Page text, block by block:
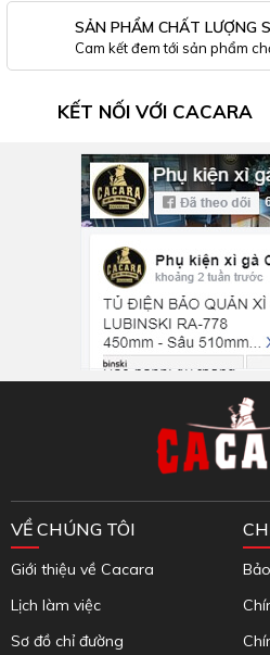
SẢN PHẨM CHẤT LƯỢNG
Cam kết đem tới sản phẩm
KẾT NỐI VỚI CACARA
VỀ CHÚNG TÔI
Giới thiệu về Cacara
Lịch làm việc
Sơ đồ chỉ đường